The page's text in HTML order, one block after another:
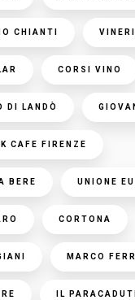
CHIANTI
CORSI VINO
DI LANDÒ
CAFE FIRENZE
BERE UNIONE
CORTONA
MARCO
IL